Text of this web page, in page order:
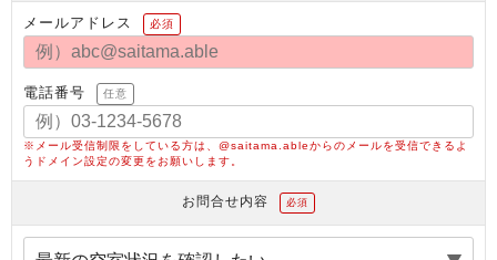
メールアドレス 必須
電話番号 任意
※メール受信制限をしている方は、@saitama.ableからのメールを受信できるよ
うドメイン設定の変更をお願いします。
お問合せ内容 必須